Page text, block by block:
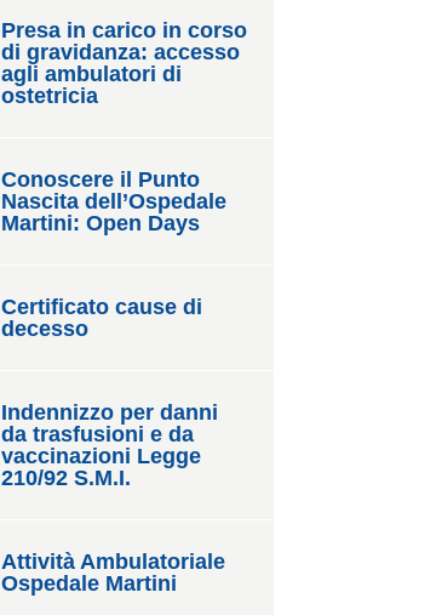
Presa in carico in corso
di gravidanza: accesso
agli ambulatori di
ostetricia
Conoscere il Punto
Nascita dell’Ospedale
Martini: Open Days
Certificato cause di
decesso
Indennizzo per danni
da trasfusioni e da
vaccinazioni Legge
210/92 S.M.I.
Attività Ambulatoriale
Ospedale Martini